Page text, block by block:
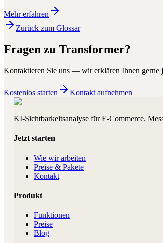
Mehr erfahren
Zurück zum Glossar
Fragen zu Transformer?
Kontaktieren Sie uns — wir erklären Ihnen
Kostenlos starten Kontakt aufnehmen
KI-Sichtbarkeitsanalyse für E-Commerce.
Jetzt starten
Wie wir arbeiten
Preise & Pakete
Kontakt
Produkt
Funktionen
Preise
Blog